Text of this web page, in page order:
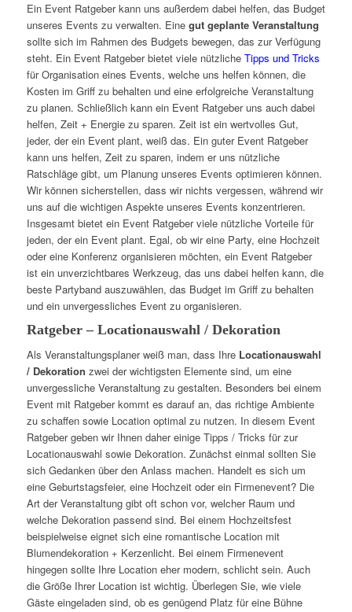
Ein Event Ratgeber kann uns außerdem dabei helfen, das Budget
unseres Events zu verwalten. Eine gut geplante Veranstaltung
sollte sich im Rahmen des Budgets bewegen, das zur Verfügung
steht. Ein Event Ratgeber bietet viele nützliche Tipps und Tricks
für Organisation eines Events, welche uns helfen können, die
Kosten im Griff zu behalten und eine erfolgreiche Veranstaltung
zu planen. Schließlich kann ein Event Ratgeber uns auch dabei
helfen, Zeit + Energie zu sparen. Zeit ist ein wertvolles Gut,
jeder, der ein Event plant, weiß das. Ein guter Event Ratgeber
kann uns helfen, Zeit zu sparen, indem er uns nützliche
Ratschläge gibt, um Planung unseres Events optimieren können.
Wir können sicherstellen, dass wir nichts vergessen, während wir
uns auf die wichtigen Aspekte unseres Events konzentrieren.
Insgesamt bietet ein Event Ratgeber viele nützliche Vorteile für
jeden, der ein Event plant. Egal, ob wir eine Party, eine Hochzeit
oder eine Konferenz organisieren möchten, ein Event Ratgeber
ist ein unverzichtbares Werkzeug, das uns dabei helfen kann, die
beste Partyband auszuwählen, das Budget im Griff zu behalten
und ein unvergessliches Event zu organisieren.
Ratgeber – Locationauswahl / Dekoration
Als Veranstaltungsplaner weiß man, dass Ihre Locationauswahl
/ Dekoration zwei der wichtigsten Elemente sind, um eine
unvergessliche Veranstaltung zu gestalten. Besonders bei einem
Event mit Ratgeber kommt es darauf an, das richtige Ambiente
zu schaffen sowie Location optimal zu nutzen. In diesem Event
Ratgeber geben wir Ihnen daher einige Tipps / Tricks für zur
Locationauswahl sowie Dekoration. Zunächst einmal sollten Sie
sich Gedanken über den Anlass machen. Handelt es sich um
eine Geburtstagsfeier, eine Hochzeit oder ein Firmenevent? Die
Art der Veranstaltung gibt oft schon vor, welcher Raum und
welche Dekoration passend sind. Bei einem Hochzeitsfest
beispielweise eignet sich eine romantische Location mit
Blumendekoration + Kerzenlicht. Bei einem Firmenevent
hingegen sollte Ihre Location eher modern, schlicht sein. Auch
die Größe Ihrer Location ist wichtig. Überlegen Sie, wie viele
Gäste eingeladen sind, ob es genügend Platz für eine Bühne